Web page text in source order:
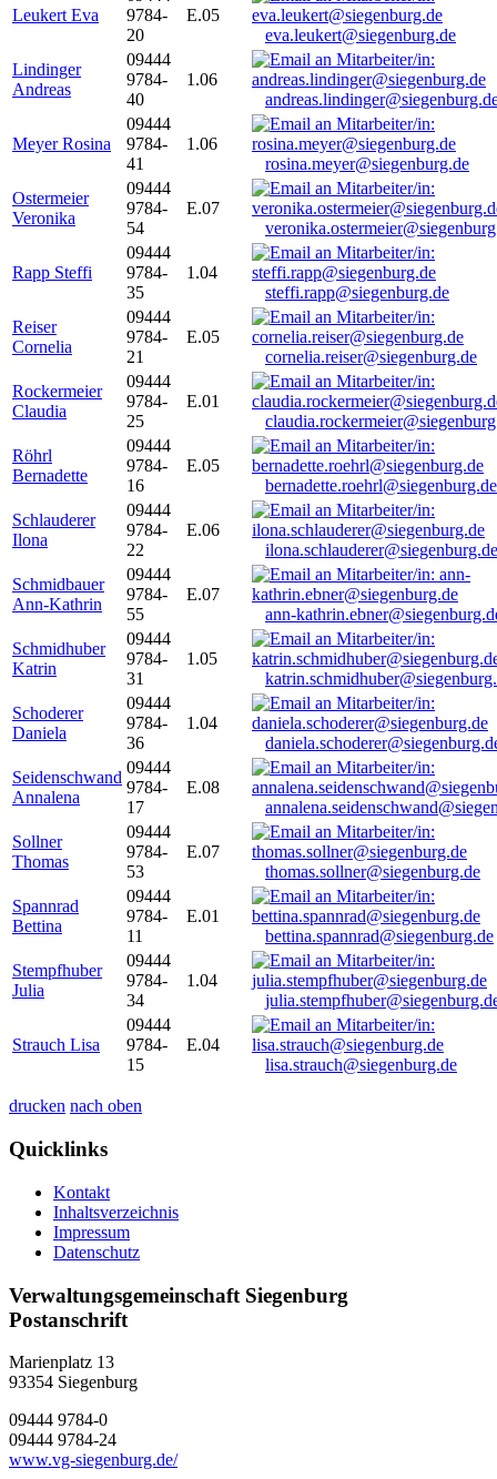
Leukert Eva
9784-
20
E.05
eva.leukert@siegenburg.de
Lindinger
Andreas
09444
9784-
40
1.06
Meyer Rosina
09444
9784-
41
1.06
rosina.meyer@siegenburg.de
Ostermeier
Veronika
09444
9784-
54
E.07
Rapp Steffi
09444
9784-
35
1.04
steffi.rapp@siegenburg.de
Reiser
Cornelia
09444
9784-
21
E.05
cornelia.reiser@siegenburg.de
Rockermeier
Claudia
09444
9784-
25
E.01
Röhrl
Bernadette
09444
9784-
16
E.05
bernadette.roehrl@siegenburg.de
Schlauderer
Ilona
09444
9784-
22
E.06
ilona.schlauderer@siegenburg.de
Schmidbauer
Ann-Kathrin
09444
9784-
55
E.07
ann-
Schmidhuber
Katrin
09444
9784-
31
1.05
Schoderer
Daniela
09444
9784-
36
1.04
Seidenschwand
Annalena
09444
9784-
17
E.08
Sollner
Thomas
09444
9784-
53
E.07
thomas.sollner@siegenburg.de
Spannrad
Bettina
09444
9784-
11
E.01
bettina.spannrad@siegenburg.de
Stempfhuber
Julia
09444
9784-
34
1.04
Strauch Lisa
09444
9784-
15
E.04
lisa.strauch@siegenburg.de
drucken nach oben
Quicklinks
Kontakt
Inhaltsverzeichnis
Impressum
Datenschutz
Verwaltungsgemeinschaft Siegenburg
Postanschrift
Marienplatz 13
93354 Siegenburg
09444 9784-0
09444 9784-24
www.vg-siegenburg.de/